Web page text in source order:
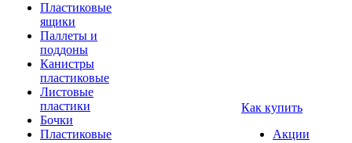
Пластиковые
ящики
Паллеты и
поддоны
Канистры
пластиковые
Листовые
пластики
Бочки
Пластиковые
Как купить
Акции